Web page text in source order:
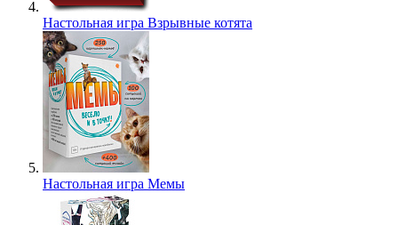
Настольная игра Взрывные котята
Настольная игра Мемы